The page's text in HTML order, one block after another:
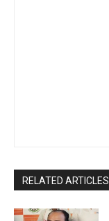
RELATED ARTICLES